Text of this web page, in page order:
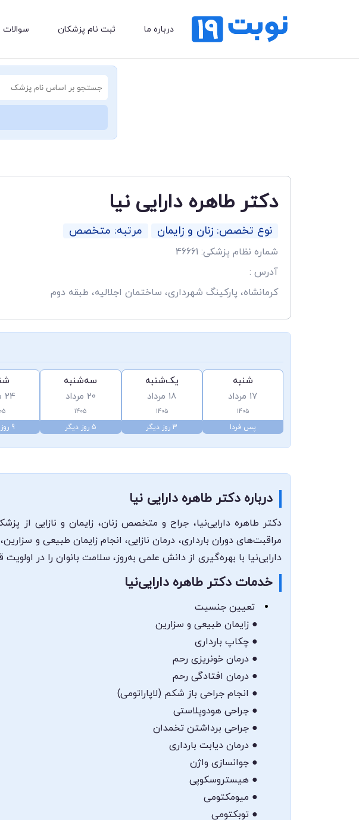
درباره ما ثبت نام پزشکان سوالات
دکتر طاهره دارایی نیا
نوع تخصص: زنان و زایمان مرتبه: متخصص
شماره نظام پزشکی: 46661
آدرس :
کرمانشاه، پارکینگ شهرداری، ساختمان اجلالیه، طبقه دوم
شنبه
17 مرداد
1405
پس فردا
یک‌شنبه
18 مرداد
1405
3 روز دیگر
سه‌شنبه
20 مرداد
1405
5 روز دیگر
24 مرداد
9 روز دیگر
درباره دکتر طاهره دارایی نیا
مراقبت‌های دوران بارداری، درمان نازایی، انجام زایمان طبیعی و
دارایی‌نیا با بهره‌گیری از دانش علمی به‌روز، سلامت بانوان را در اولویت
خدمات دکتر طاهره دارایی‌نیا
تعیین جنسیت
● زایمان طبیعی و سزارین
● چکاپ بارداری
● درمان خونریزی رحم
● درمان افتادگی رحم
● انجام جراحی باز شکم (لاپاراتومی)
● جراحی هودوپلاستی
● جراحی برداشتن تخمدان
● درمان دیابت بارداری
● جوانسازی واژن
● هیستروسکوپی
● میومکتومی
● توبکتومی